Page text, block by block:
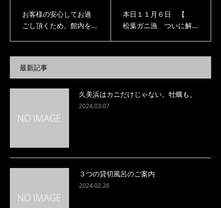
お客様の安心してお過
ごし頂くため。館内を...
本日１１月６日 【
松葉ガニ漁 ついに解...
最新記事
久美浜はカニだけじゃない。牡蠣も。
2024.03.07
３つの貸切風呂のご案内
2024.02.26